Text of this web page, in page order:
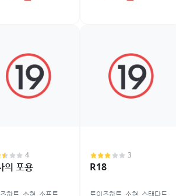
4
의 포용
3
R18